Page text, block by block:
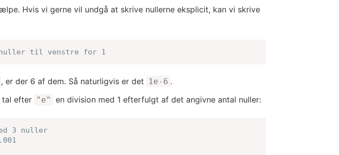
Hvis vi gerne vil undgå at skrive nullerne eksplicit, kan vi skrive
til venstre for 1
, er der 6 af dem. Så naturligvis er det 1e-6 .
tal efter "e" en division med 1 efterfulgt af det angivne antal nuller:
3 nuller